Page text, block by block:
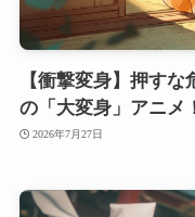
【衝撃変身】押す
の「大変身」アニメ！
2026年7月27日